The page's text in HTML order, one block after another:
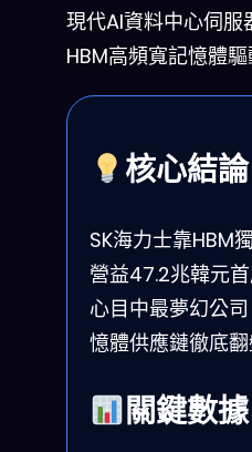
現代AI資料中心伺服
HBM高頻寬記憶體
核心結論
SK海力士靠HBM
營益47.2兆韓元
心目中最夢幻公
憶體供應鏈徹底翻
關鍵數據